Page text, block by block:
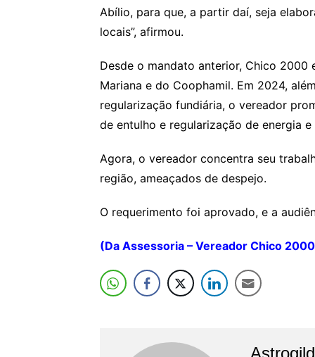
Abílio, para que, a partir daí, seja
locais”, afirmou.
Desde o mandato anterior, Chico 2000
Mariana e do Coophamil. Em 2024,
regularização fundiária, o vereador
de entulho e regularização de energia e
Agora, o vereador concentra seu
região, ameaçados de despejo.
O requerimento foi aprovado, e a
(Da Assessoria – Vereador Chico